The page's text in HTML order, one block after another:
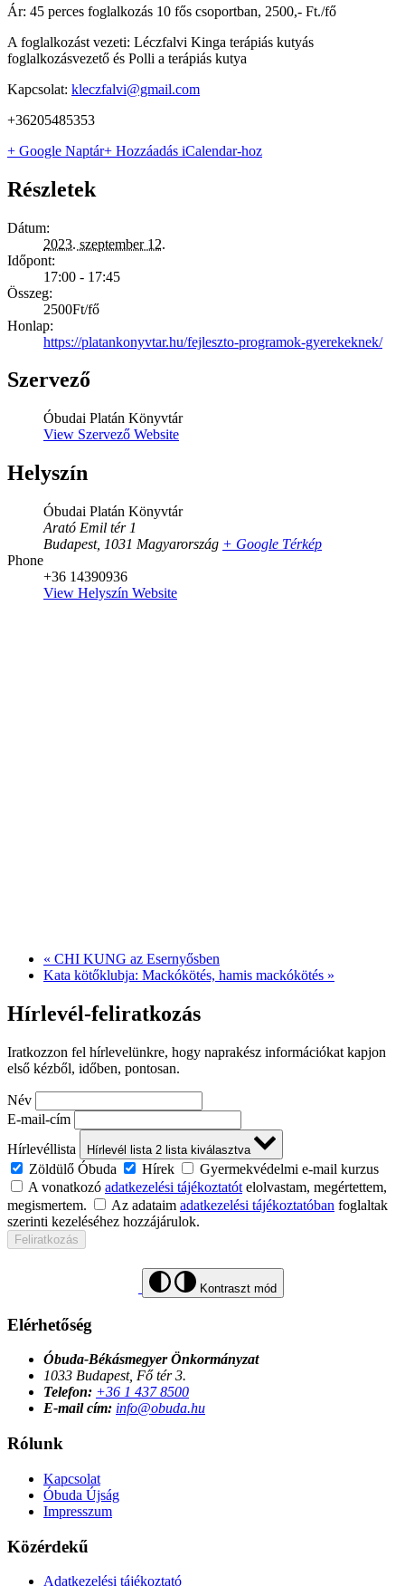
Ár: 45 perces foglalkozás 10 fős csoportban, 2500,- Ft./fő
A foglalkozást vezeti: Léczfalvi Kinga terápiás kutyás
foglalkozásvezető és Polli a terápiás kutya
Kapcsolat: kleczfalvi@gmail.com
+36205485353
+ Google Naptár+ Hozzáadás iCalendar-hoz
Részletek
Dátum:
2023. szeptember 12.
Időpont:
17:00 - 17:45
Összeg:
2500Ft/fő
Honlap:
https://platankonyvtar.hu/fejleszto-programok-gyerekeknek/
Szervező
Óbudai Platán Könyvtár
View Szervező Website
Helyszín
Óbudai Platán Könyvtár
Arató Emil tér 1
Budapest, 1031 Magyarország + Google Térkép
Phone
+36 14390936
View Helyszín Website
« CHI KUNG az Esernyősben
Kata kötőklubja: Mackókötés, hamis mackókötés »
Hírlevél-feliratkozás
Iratkozzon fel hírlevelünkre, hogy naprakész információkat kapjon
első kézből, időben, pontosan.
Név
E-mail-cím
Hírlevéllista
Hírlevél lista 2 lista kiválasztva
Zöldülő Óbuda Hírek
Gyermekvédelmi e-mail kurzus
A vonatkozó adatkezelési tájékoztatót elolvastam, megértettem,
megismertem.
Az adataim adatkezelési tájékoztatóban foglaltak
szerinti kezeléséhez hozzájárulok.
Feliratkozás
Kontraszt mód
Elérhetőség
Óbuda-Békásmegyer Önkormányzat
1033 Budapest, Fő tér 3.
Telefon: +36 1 437 8500
E-mail cím: info@obuda.hu
Rólunk
Kapcsolat
Óbuda Újság
Impresszum
Közérdekű
Adatkezelési tájékoztató